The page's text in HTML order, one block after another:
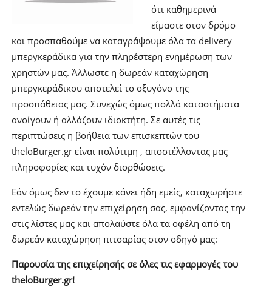
ότι καθημερινά
είμαστε στον δρόμο
και προσπαθούμε να καταγράψουμε όλα τα delivery
μπεργκεράδικα για την πληρέστερη ενημέρωση των
χρηστών μας. Άλλωστε η δωρεάν καταχώρηση
μπεργκεράδικου αποτελεί το οξυγόνο της
προσπάθειας μας. Συνεχώς όμως πολλά καταστήματα
ανοίγουν ή αλλάζουν ιδιοκτήτη. Σε αυτές τις
περιπτώσεις η βοήθεια των επισκεπτών του
theloBurger.gr είναι πολύτιμη , αποστέλλοντας μας
πληροφορίες και τυχόν διορθώσεις.
Εάν όμως δεν το έχουμε κάνει ήδη εμείς, καταχωρήστε
εντελώς δωρεάν την επιχείρηση σας, εμφανίζοντας την
στις λίστες μας και απολαύστε όλα τα οφέλη από τη
δωρεάν καταχώρηση πιτσαρίας στον οδηγό μας:
Παρουσία της επιχείρησής σε όλες τις εφαρμογές του
theloBurger.gr!